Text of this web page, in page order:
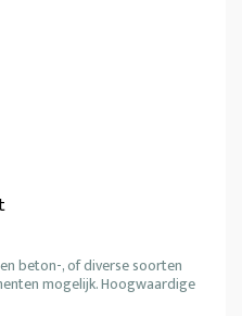
beton-, of diverse soorten
mogelijk. Hoogwaardige